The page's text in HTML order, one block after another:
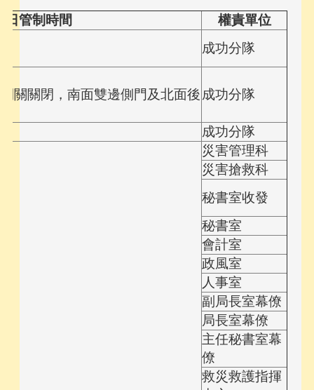
日管制時間
權責單位
成功分隊
關關閉，南面雙邊側門及北面後 成功分隊
成功分隊
災害管理科
災害搶救科
秘書室收發
秘書室
會計室
政風室
人事室
副局長室幕僚
局長室幕僚
主任秘書室幕
僚
救災救護指揮